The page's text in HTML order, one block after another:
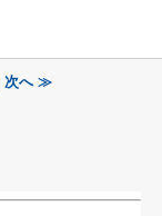
次へ ≫